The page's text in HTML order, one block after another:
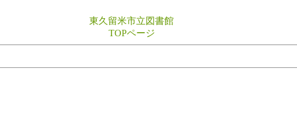
東久留米市立図書館
TOPページ